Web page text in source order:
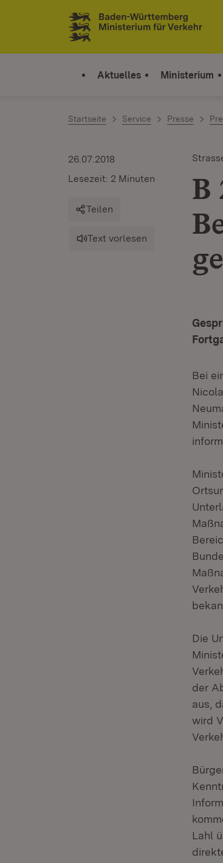
Zum Inhalt springen
Link zur Startseite
Aktuelles Ministerium
Startseite Service Presse
B
26.07.2018
Lesezeit: 2 Minuten
Teilen
Text vorlesen
Bei
Die
der
aus,
wird
Lahl